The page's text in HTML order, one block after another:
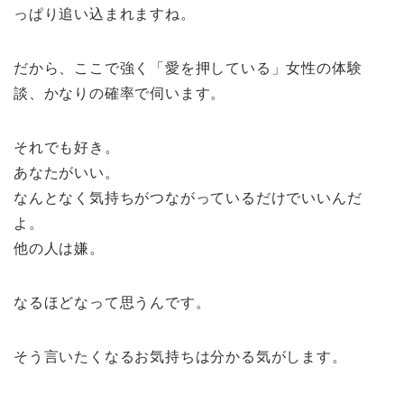
っぱり追い込まれますね。
だから、ここで強く「愛を押している」女性の体験
談、かなりの確率で伺います。
それでも好き。
あなたがいい。
なんとなく気持ちがつながっているだけでいいんだ
よ。
他の人は嫌。
なるほどなって思うんです。
そう言いたくなるお気持ちは分かる気がします。